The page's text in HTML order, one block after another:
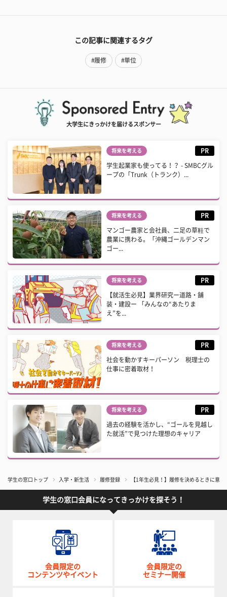
この記事に関連するタグ
#履修 #単位
大学生にきっかけを届けるスポンサー
将来を考える PR
学生起業家も使ってる！？ - SMBCグル
ープの「Trunk（トランク）...
将来を考える PR
マンゴー農家と会社員、二足の草鞋で
農業に携わる。「沖縄ゴールデンマン
ゴー...
将来を考える PR
【就活生必見】業界研究ー道路・舗
装・建設ー 「みんなの“あたりま
え”を...
将来を考える PR
社会を動かすキーパーソン 税理士の
仕事に密着取材！
将来を考える PR
過去の経験を活かし、“ゴールを見越し
た就活”で見つけた理想のキャリア
学生の窓口トップ 入学・新生活 履修登録 【1年生必見！】履修を決めるときに意
学生の窓口会員になってきっかけを探そう！
会員限定の
コンテンツやイベント
会員限定の
セミナー開催